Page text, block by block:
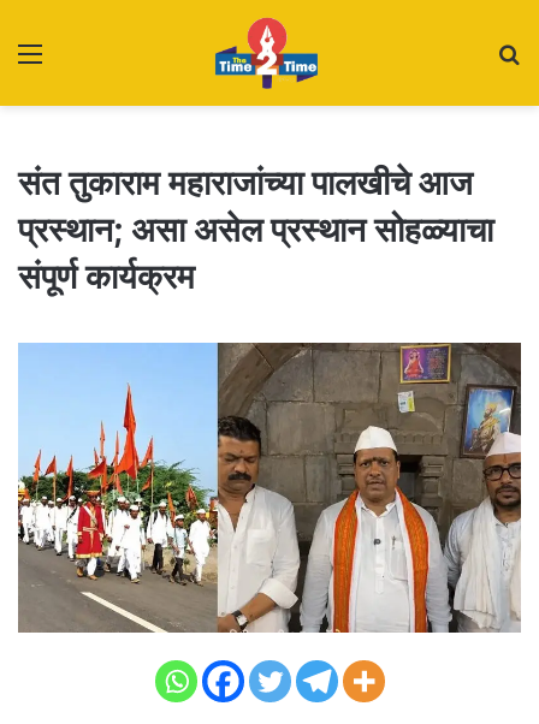
संत तुकाराम महाराजांच्या पालखीचे आज
प्रस्थान; असा असेल प्रस्थान सोहळ्याचा
संपूर्ण कार्यक्रम